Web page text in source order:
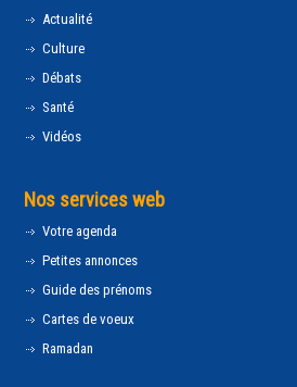
Actualité
Culture
Débats
Santé
Vidéos
Nos services web
Votre agenda
Petites annonces
Guide des prénoms
Cartes de voeux
Ramadan